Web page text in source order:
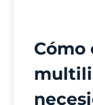
Cómo